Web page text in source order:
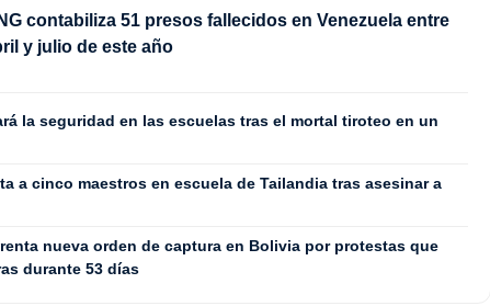
contabiliza 51 presos fallecidos en Venezuela entre
y julio de este año
la seguridad en las escuelas tras el mortal tiroteo en un
a cinco maestros en escuela de Tailandia tras asesinar a
nueva orden de captura en Bolivia por protestas que
durante 53 días